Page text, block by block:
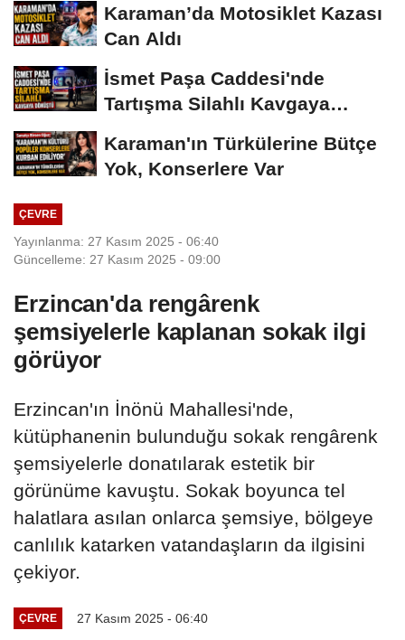
Karaman’da Motosiklet Kazası
Can Aldı
İsmet Paşa Caddesi'nde
Tartışma Silahlı Kavgaya
Karaman'ın Türkülerine Bütçe
Yok, Konserlere Var
ÇEVRE
Yayınlanma: 27 Kasım 2025 - 06:40
Güncelleme: 27 Kasım 2025 - 09:00
Erzincan'da rengârenk
şemsiyelerle kaplanan sokak ilgi
görüyor
Erzincan'ın İnönü Mahallesi'nde,
kütüphanenin bulunduğu sokak rengârenk
şemsiyelerle donatılarak estetik bir
görünüme kavuştu. Sokak boyunca tel
halatlara asılan onlarca şemsiye, bölgeye
canlılık katarken vatandaşların da ilgisini
çekiyor.
ÇEVRE 27 Kasım 2025 - 06:40